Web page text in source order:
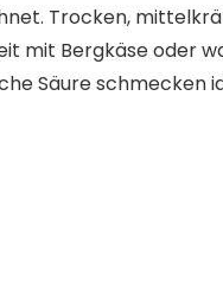
Trocken,
mit Bergkäse oder
Säure schmecken